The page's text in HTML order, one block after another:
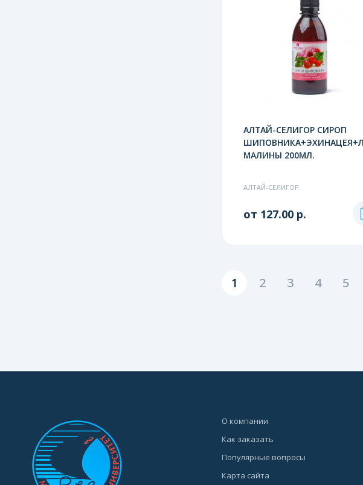
АЛТАЙ-СЕЛИГОР СИРОП
МАЛИНЫ 200МЛ.
АЛТАЙ-СЕЛИГОР
от 127.00 р.
1 2 3 4 5
О компании
Как заказать
Популярные вопросы
Карта сайта